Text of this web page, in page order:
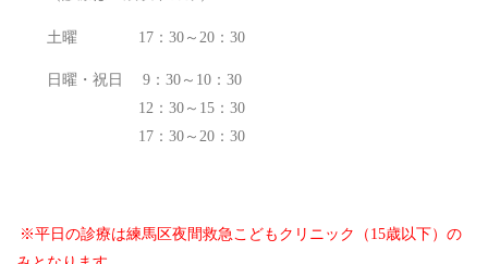
土曜 17：30～20：30
日曜・祝日 9：30～10：30
12：30～15：30
17：30～20：30
※平日の診療は練馬区夜間救急こどもクリニック（15歳以下）の